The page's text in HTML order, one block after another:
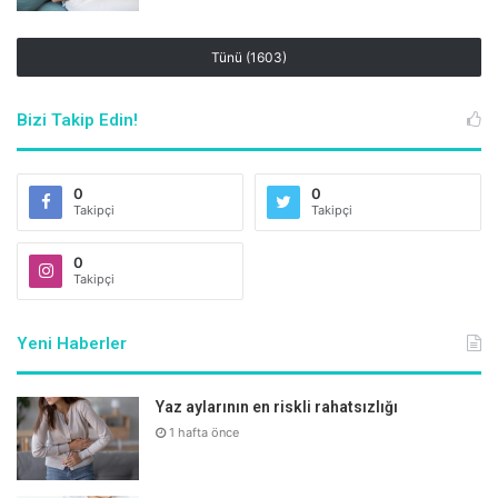
mekanizma tanımlanmıştır
1-Anne karnında yetersiz beslenmeyi takiben doğum
sonrası dönemde aşırı beslenme ile ortaya çıkan
Tünü (1603)
Bizi Takip Edin!
0
Takipçi
0
Takipçi
0
Takipçi
Yeni Haberler
Yaz aylarının en riskli rahatsızlığı
1 hafta önce